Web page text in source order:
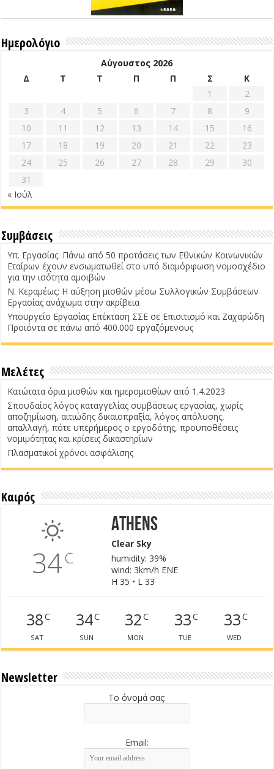
Ημερολόγιο
Αύγουστος 2026
Δ
Τ Τ Π Π Σ
Κ
1
2
3
4 5 6 7 8
9
10
11 12 13 14 15
16
17
18 19 20 21 22
23
24
25 26 27 28 29
30
31
« Ιούλ
Συμβάσεις
Υπ. Εργασίας: Πάνω από 50 προτάσεις των Εθνικών Κοινωνικών
Εταίρων έχουν ενσωματωθεί στο υπό διαμόρφωση νομοσχέδιο
για την ισότητα αμοιβών
Ν. Κεραμέως: Η αύξηση μισθών μέσω Συλλογικών Συμβάσεων
Εργασίας ανάχωμα στην ακρίβεια
Υπουργείο Εργασίας Επέκταση ΣΣΕ σε Επισιτισμό και Ζαχαρώδη
Προϊόντα σε πάνω από 400.000 εργαζόμενους
Μελέτες
Κατώτατα όρια μισθών και ημερομισθίων από 1.4.2023
Σπουδαίος λόγος καταγγελίας συμβάσεως εργασίας, χωρίς
αποζημίωση, αιτιώδης δικαιοπραξία, λόγος απόλυσης,
απαλλαγή, πότε υπερήμερος ο εργοδότης, προϋποθέσεις
νομιμότητας και κρίσεις δικαστηρίων
Πλασματικοί χρόνοι ασφάλισης
Καιρός
34C
Athens
Clear Sky
humidity: 39%
wind: 3km/h ENE
H 35 • L 33
38C
SAT
34C
SUN
32C
MON
33C
TUE
33C
WED
Newsletter
Το όνομά σας:
Email: